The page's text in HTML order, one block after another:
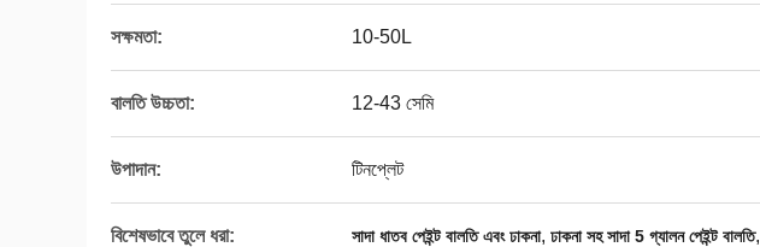
সক্ষমতা: 10-50L
বালতি উচ্চতা: 12-43 সেমি
উপাদান: টিনপ্লেট
বিশেষভাবে তুলে ধরা: সাদা ধাতব পেইন্ট বালতি এবং ঢাকনা, ঢাকনা সহ সাদা 5 গ্যালন পেইন্ট বালতি,